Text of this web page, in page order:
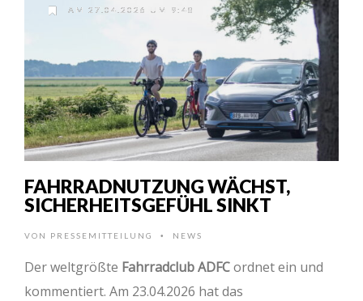
AM 27.04.2026 UM 9:48
FAHRRADNUTZUNG WÄCHST,
SICHERHEITSGEFÜHL SINKT
VON PRESSEMITTEILUNG • NEWS
Der weltgrößte Fahrradclub ADFCordnet ein und
kommentiert. Am 23.04.2026 hat das